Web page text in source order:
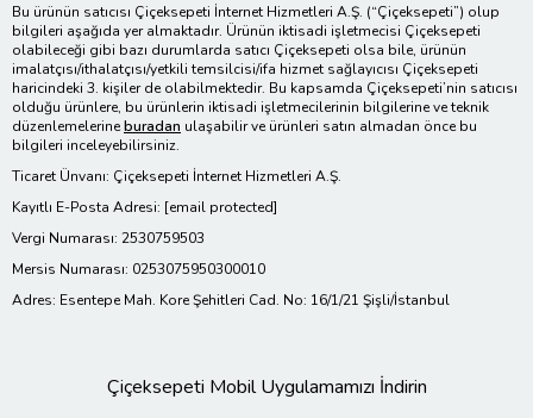
Bu ürünün satıcısı Çiçeksepeti İnternet Hizmetleri A.Ş. (“Çiçeksepeti”) olup
bilgileri aşağıda yer almaktadır. Ürünün iktisadi işletmecisi Çiçeksepeti
olabileceği gibi bazı durumlarda satıcı Çiçeksepeti olsa bile, ürünün
imalatçısı/ithalatçısı/yetkili temsilcisi/ifa hizmet sağlayıcısı Çiçeksepeti
haricindeki 3. kişiler de olabilmektedir. Bu kapsamda Çiçeksepeti’nin satıcısı
olduğu ürünlere, bu ürünlerin iktisadi işletmecilerinin bilgilerine ve teknik
düzenlemelerineburadan ulaşabilir ve ürünleri satın almadan önce bu
bilgileri inceleyebilirsiniz.
Ticaret Ünvanı: Çiçeksepeti İnternet Hizmetleri A.Ş.
Kayıtlı E-Posta Adresi: [email protected]
Vergi Numarası: 2530759503
Mersis Numarası: 0253075950300010
Adres: Esentepe Mah. Kore Şehitleri Cad. No: 16/1/21 Şişli/İstanbul
Çiçeksepeti Mobil Uygulamamızı İndirin